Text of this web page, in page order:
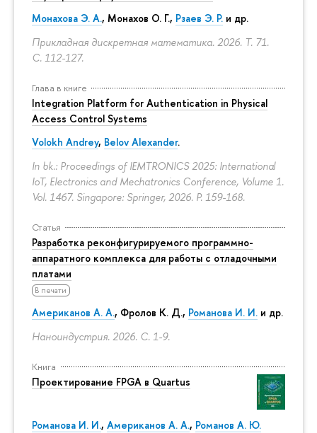
Монахова Э. А., Монахов О. Г., Рзаев Э. Р. и др.
Прикладная дискретная математика. 2026. Т. 71.
С. 112-127.
Глава в книге
Integration Platform for Authentication in Physical
Access Control Systems
Volokh Andrey, Belov Alexander.
In bk.: Proceedings of IEMTRONICS 2025: International
IoT, Electronics and Mechatronics Conference, Volume 1.
Vol. 1467. Singapore: Springer, 2026. P. 159-168.
Статья
Разработка реконфигурируемого программно-
аппаратного комплекса для работы с отладочными
платами
В печати
Американов А. А., Фролов К. Д., Романова И. И. и др.
Наноиндустрия. 2026. С. 1-9.
Книга
Проектирование FPGA в Quartus
Романова И. И., Американов А. А., Романов А. Ю.